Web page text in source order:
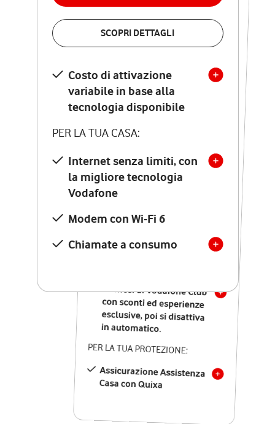
SCOPRI DETTAGLI
Costo di attivazione
variabile in base alla
tecnologia disponibile
PER LA TUA CASA:
Internet senza limiti, con
la migliore tecnologia
Vodafone
Modem con Wi-Fi 6
Chiamate a consumo
VERIFICA LA COPERTURA
Costo di attivazione
variabile in base alla
tecnologia disponibile
PER LA TUA CASA:
Internet senza limiti, con
la migliore tecnologia
Vodafone
Modem Seven con Wi-Fi 7
Chiamate illimitate verso
numeri fissi e mobili
nazionali
12 mesi di Vodafone Club
con sconti ed esperienze
esclusive, poi si disattiva
in automatico.
PER LA TUA PROTEZIONE:
Assicurazione Assistenza
Casa con Quixa